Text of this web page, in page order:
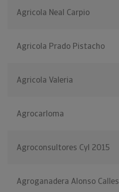
Agricola Neal Carpio
Agricola Prado Pistacho
Agricola Valeria
Agrocarloma
Agroconsultores Cyl 2015
Agroganadera Alonso Calles